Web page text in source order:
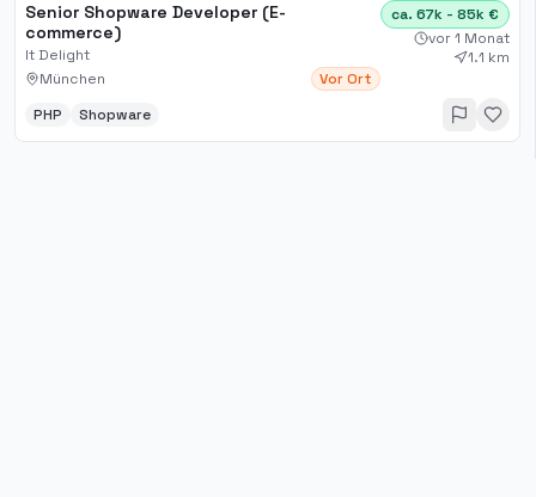
Senior Shopware Developer (E-
commerce)
It Delight
München
Vor Ort
ca. 67k - 85k €
vor 1 Monat
1.1 km
PHP Shopware